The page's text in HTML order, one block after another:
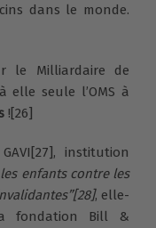
dans le monde.
le Milliardaire de
elle seule l’OMS à
![26]
institution
enfants contre les
, elle-
fondation Bill &